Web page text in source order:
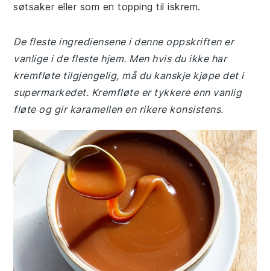
søtsaker eller som en topping til iskrem.
De fleste ingrediensene i denne oppskriften er
vanlige i de fleste hjem. Men hvis du ikke har
kremfløte tilgjengelig, må du kanskje kjøpe det i
supermarkedet. Kremfløte er tykkere enn vanlig
fløte og gir karamellen en rikere konsistens.